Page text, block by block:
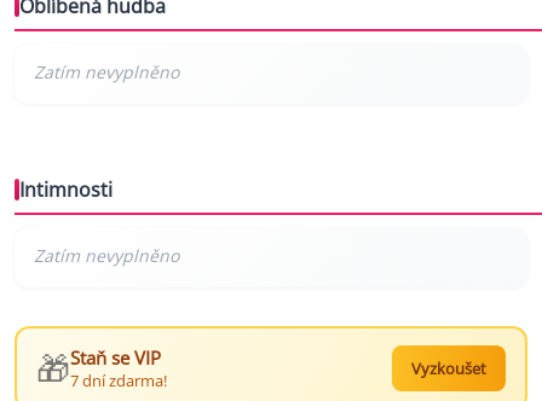
Oblíbená hudba
Intimnosti
🎁Staň se VIP
7 dní zdarma!
Vyzkoušet